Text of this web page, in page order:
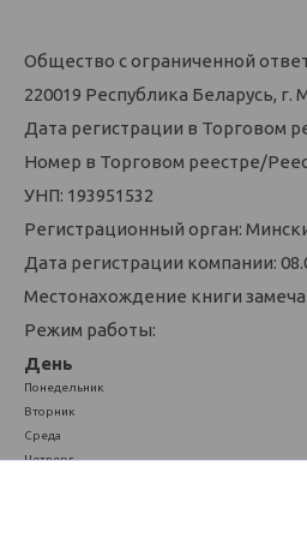
Общество с ограниченной
220019 Республика Беларусь, г.
Дата регистрации в Торговом
Номер в Торговом реестре/
УНП: 193951532
Регистрационный орган:
Дата регистрации компании:
Местонахождение книги
Режим работы:
День
Понедельник
Вторник
Среда
Четверг